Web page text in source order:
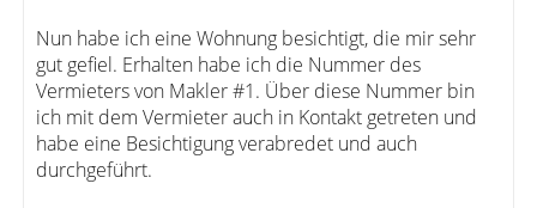
Nun habe ich eine Wohnung besichtigt, die mir sehr
gut gefiel. Erhalten habe ich die Nummer des
Vermieters von Makler #1. Über diese Nummer bin
ich mit dem Vermieter auch in Kontakt getreten und
habe eine Besichtigung verabredet und auch
durchgeführt.